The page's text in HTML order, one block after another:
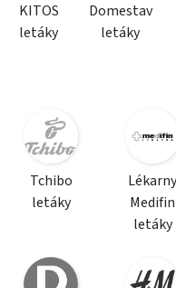
KITOS
letáky
Domestav
letáky
Tchibo
letáky
Lékarny
Medifin
letáky